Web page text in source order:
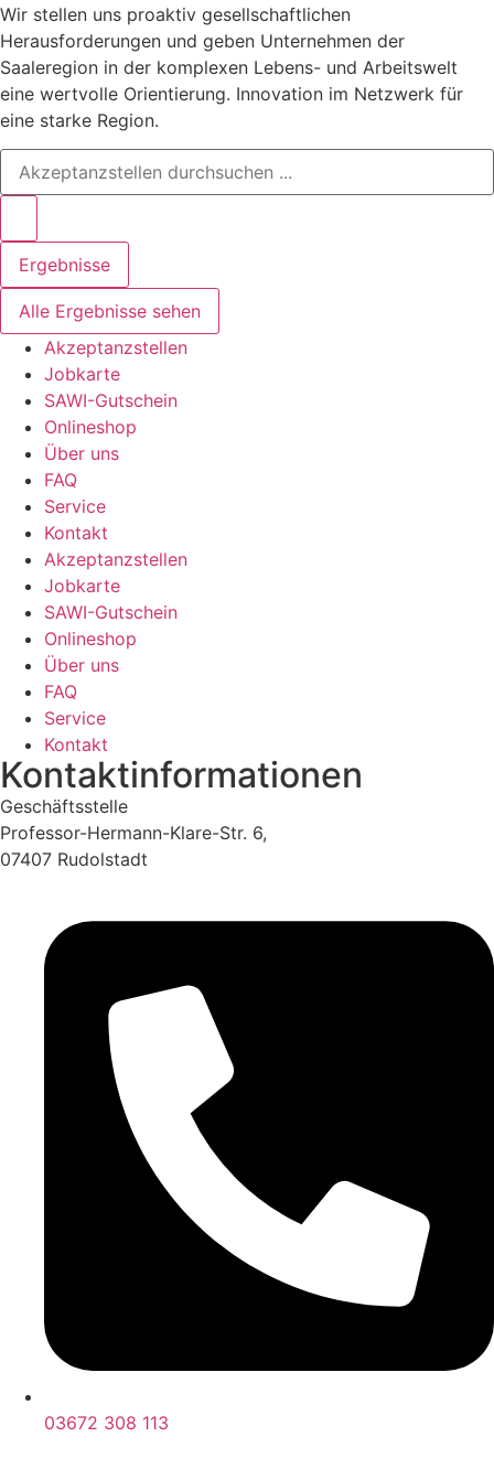
Wir stellen uns proaktiv gesellschaftlichen
Herausforderungen und geben Unternehmen der
Saaleregion in der komplexen Lebens- und Arbeitswelt
eine wertvolle Orientierung. Innovation im Netzwerk für
eine starke Region.
Ergebnisse
Alle Ergebnisse sehen
Akzeptanzstellen
Jobkarte
SAWI-Gutschein
Onlineshop
Über uns
FAQ
Service
Kontakt
Akzeptanzstellen
Jobkarte
SAWI-Gutschein
Onlineshop
Über uns
FAQ
Service
Kontakt
Kontaktinformationen
Geschäftsstelle
Professor-Hermann-Klare-Str. 6,
07407 Rudolstadt
03672 308 113